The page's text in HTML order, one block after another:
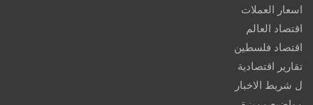
اسعار العملات
اقتصاد العالم
اقتصاد فلسطين
تقارير اقتصادية
ل شريط الاخبار